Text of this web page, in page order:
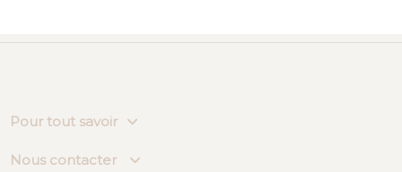
Pour tout savoir
Nous contacter